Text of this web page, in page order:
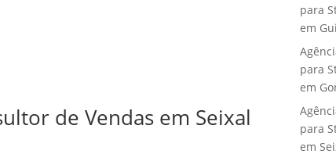
de Vendas em Seixal
para
em
para
em
para
em